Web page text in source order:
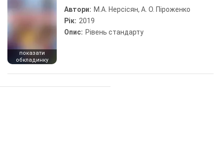
показати
обкладинку
Автори: М.А. Нерсісян, А. О. Піроженко
Рік: 2019
Опис: Рівень стандарту